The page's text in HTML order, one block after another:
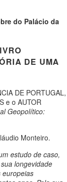
do Palácio da
DE UMA
DE PORTUGAL,
e o AUTOR
Geopolítico:
Monteiro.
estudo de caso,
longevidade
europeias